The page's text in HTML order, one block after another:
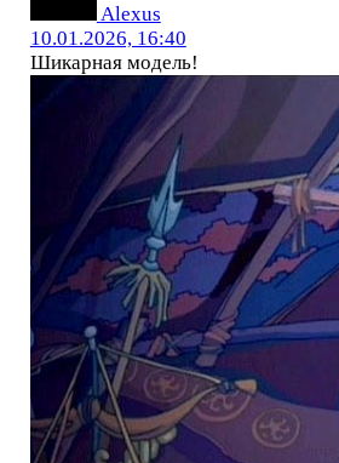
Alexus
10.01.2026, 16:40
Шикарная модель!